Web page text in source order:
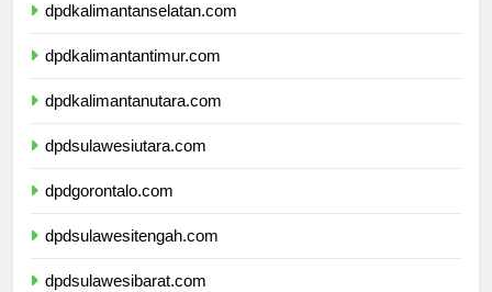
dpdkalimantanselatan.com
dpdkalimantantimur.com
dpdkalimantanutara.com
dpdsulawesiutara.com
dpdgorontalo.com
dpdsulawesitengah.com
dpdsulawesibarat.com